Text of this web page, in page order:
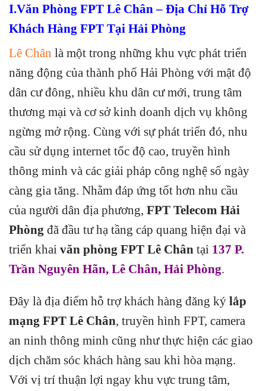
I.Văn Phòng FPT Lê Chân – Địa Chỉ Hỗ Trợ
Khách Hàng FPT Tại Hải Phòng
Lê Chân là một trong những khu vực phát triển
năng động của thành phố Hải Phòng với mật độ
dân cư đông, nhiều khu dân cư mới, trung tâm
thương mại và cơ sở kinh doanh dịch vụ không
ngừng mở rộng. Cùng với sự phát triển đó, nhu
cầu sử dụng internet tốc độ cao, truyền hình
thông minh và các giải pháp công nghệ số ngày
càng gia tăng. Nhằm đáp ứng tốt hơn nhu cầu
của người dân địa phương, FPT Telecom Hải
Phòng đã đầu tư hạ tầng cáp quang hiện đại và
triển khai văn phòng FPT Lê Chân tại 137 P.
Trần Nguyên Hãn, Lê Chân, Hải Phòng.
Đây là địa điểm hỗ trợ khách hàng đăng ký lắp
mạng FPT Lê Chân, truyền hình FPT, camera
an ninh thông minh cũng như thực hiện các giao
dịch chăm sóc khách hàng sau khi hòa mạng.
Với vị trí thuận lợi ngay khu vực trung tâm,